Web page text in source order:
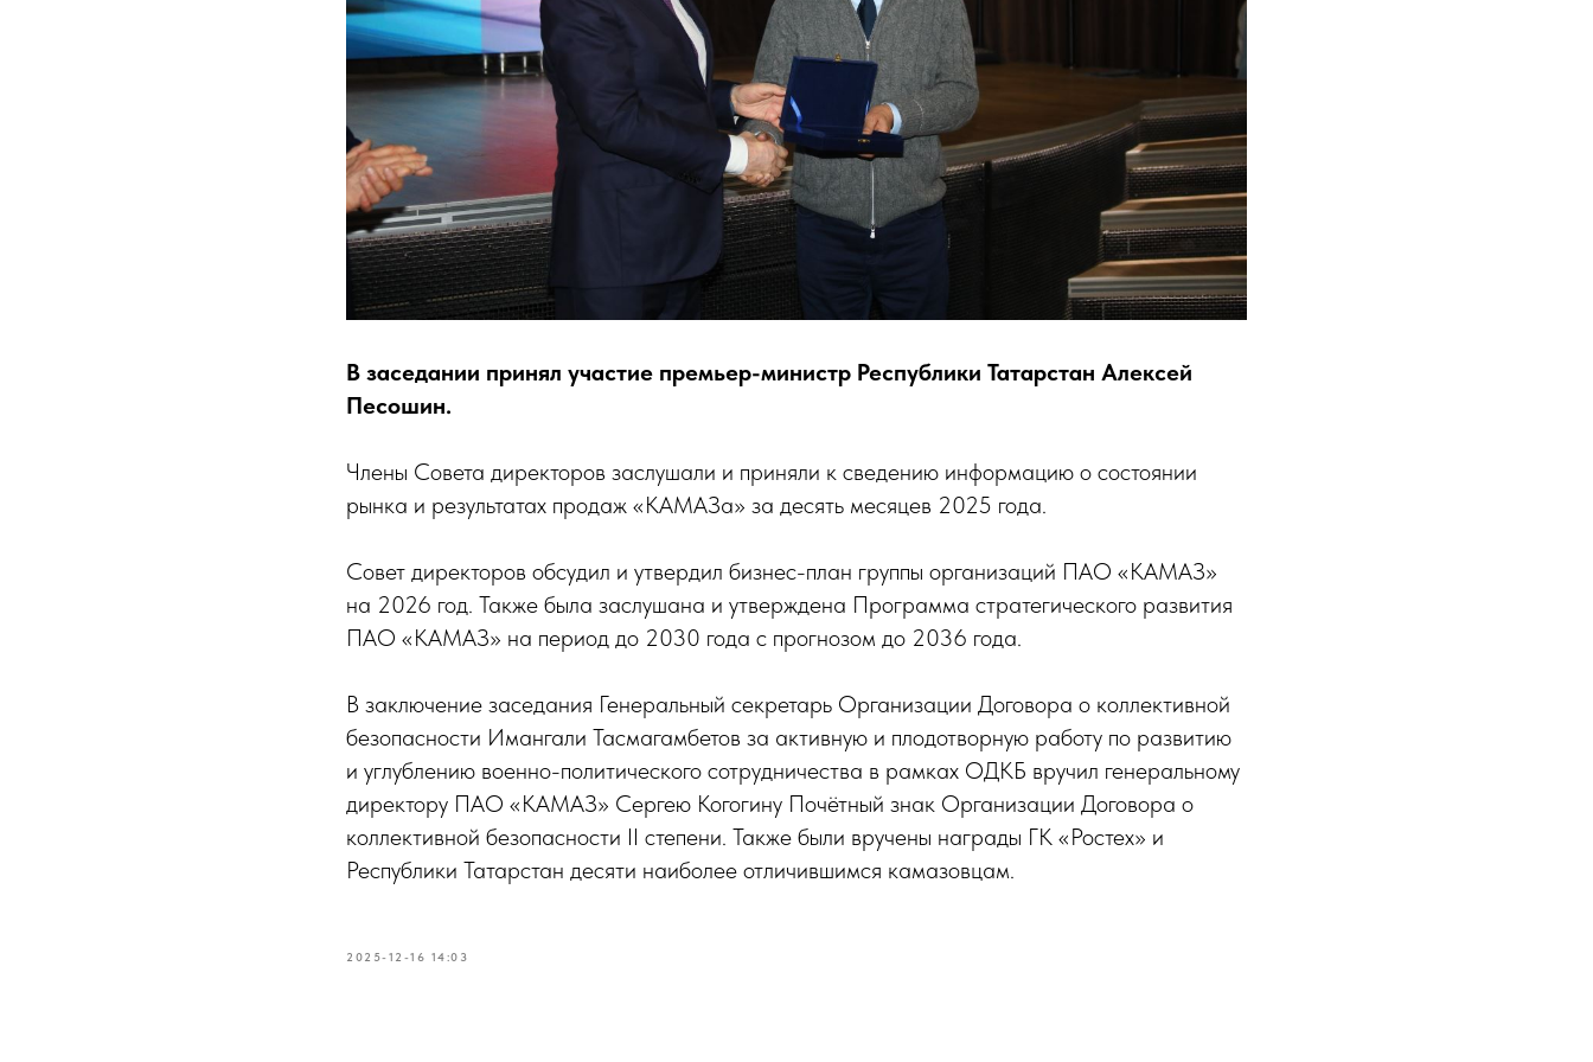
В заседании принял участие премьер-министр Республики Татарстан Алексей
Песошин.
Члены Совета директоров заслушали и приняли к сведению информацию о состоянии
рынка и результатах продаж «КАМАЗа» за десять месяцев 2025 года.
Совет директоров обсудил и утвердил бизнес-план группы организаций ПАО «КАМАЗ»
на 2026 год. Также была заслушана и утверждена Программа стратегического развития
ПАО «КАМАЗ» на период до 2030 года с прогнозом до 2036 года.
В заключение заседания Генеральный секретарь Организации Договора о коллективной
безопасности Имангали Тасмагамбетов за активную и плодотворную работу по развитию
и углублению военно-политического сотрудничества в рамках ОДКБ вручил генеральному
директору ПАО «КАМАЗ» Сергею Когогину Почётный знак Организации Договора о
коллективной безопасности II степени. Также были вручены награды ГК «Ростех» и
Республики Татарстан десяти наиболее отличившимся камазовцам.
2025-12-16 14:03